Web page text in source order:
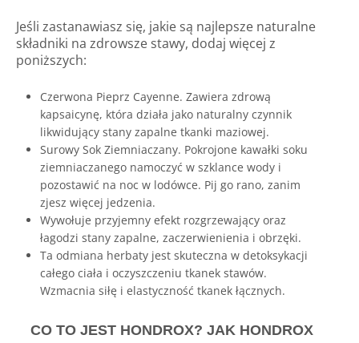
Jeśli zastanawiasz się, jakie są najlepsze naturalne
składniki na zdrowsze stawy, dodaj więcej z
poniższych:
Czerwona Pieprz Cayenne. Zawiera zdrową
kapsaicynę, która działa jako naturalny czynnik
likwidujący stany zapalne tkanki maziowej.
Surowy Sok Ziemniaczany. Pokrojone kawałki soku
ziemniaczanego namoczyć w szklance wody i
pozostawić na noc w lodówce. Pij go rano, zanim
zjesz więcej jedzenia.
Wywołuje przyjemny efekt rozgrzewający oraz
łagodzi stany zapalne, zaczerwienienia i obrzęki.
Ta odmiana herbaty jest skuteczna w detoksykacji
całego ciała i oczyszczeniu tkanek stawów.
Wzmacnia siłę i elastyczność tkanek łącznych.
CO TO JEST HONDROX? JAK HONDROX